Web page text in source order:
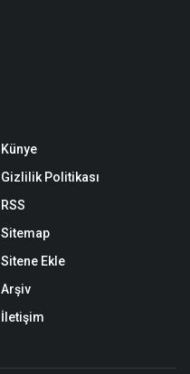
Künye
Gizlilik Politikası
RSS
Sitemap
Sitene Ekle
Arşiv
İletişim